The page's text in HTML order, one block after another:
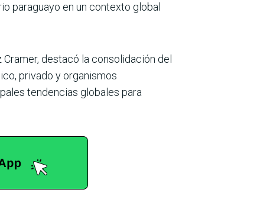
paraguayo en un contexto global
destacó la consolidación del
privado y organismos
tendencias globales para